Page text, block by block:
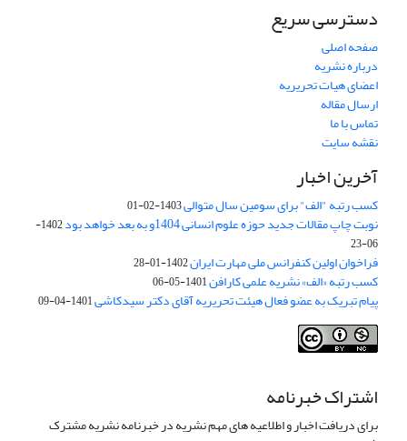
دسترسی سریع
صفحه اصلی
درباره نشریه
اعضای هیات تحریریه
ارسال مقاله
تماس با ما
نقشه سایت
آخرین اخبار
کسب رتبه "الف" برای سومین سال متوالی1403-02-01
نوبت چاپ مقالات جدید حوزه علوم انسانی 1404و به بعد خواهد بود
1402-
06-23
فراخوان اولین کنفرانس ملی مهارت ایران1402-01-28
کسب رتبه «الف» نشریه علمی کارافن1401-05-06
پیام تبریک به عضو فعال هیئت تحریریه آقای دکتر سیدکاشی1401-04-09
اشتراک خبرنامه
برای دریافت اخبار و اطلاعیه های مهم نشریه در خبرنامه نشریه مشترک